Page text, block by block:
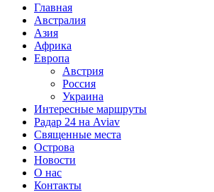
Главная
Австралия
Азия
Африка
Европа
Австрия
Россия
Украина
Интересные маршруты
Радар 24 на Aviav
Священные места
Острова
Новости
О нас
Контакты